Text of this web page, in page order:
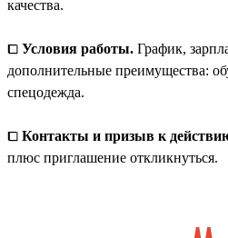
качества.
⧠ Условия работы. График,
дополнительные преимущества:
спецодежда.
⧠ Контакты и призыв к
плюс приглашение откликнуться.